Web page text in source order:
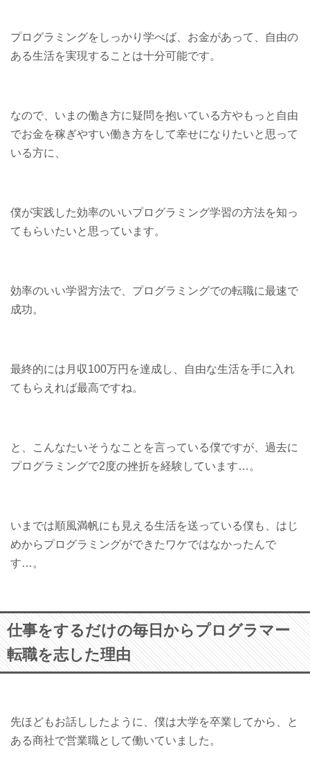
プログラミングをしっかり学べば、お金があって、自由の
ある生活を実現することは十分可能です。
なので、いまの働き方に疑問を抱いている方やもっと自由
でお金を稼ぎやすい働き方をして幸せになりたいと思って
いる方に、
僕が実践した効率のいいプログラミング学習の方法を知っ
てもらいたいと思っています。
効率のいい学習方法で、プログラミングでの転職に最速で
成功。
最終的には月収100万円を達成し、自由な生活を手に入れ
てもらえれば最高ですね。
と、こんなたいそうなことを言っている僕ですが、過去に
プログラミングで2度の挫折を経験しています…。
いまでは順風満帆にも見える生活を送っている僕も、はじ
めからプログラミングができたワケではなかったんで
す…。
仕事をするだけの毎日からプログラマー
転職を志した理由
先ほどもお話ししたように、僕は大学を卒業してから、と
ある商社で営業職として働いていました。